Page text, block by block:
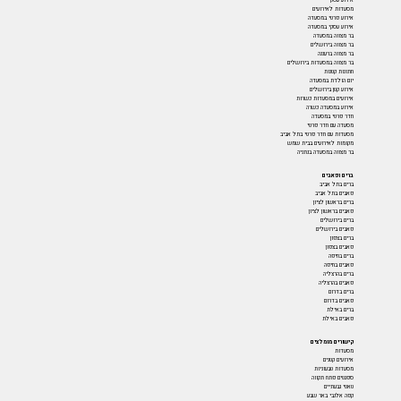
מסעדות לאירועים
אירוע פרטי במסעדה
אירוע עסקי במסעדה
בר מצווה במסעדה
בר מצווה בירושלים
בר מצווה ברעננה
בר מצווה במסעדות בירושלים
חתונות קטנות
יום הולדת במסעדה
אירוע קטן בירושלים
אירועים במסעדות כשרות
אירוע במסעדה כשרה
חדר פרטי במסעדה
מסעדה עם חדר פרטי
מסעדות עם חדר פרטי בתל אביב
מקומות לאירועים בבית שמש
בר מצווה במסעדה בנתניה
ברים ופאבים
ברים בתל אביב
פאבים בתל אביב
ברים בראשון לציון
פאבים בראשון לציון
ברים בירושלים
פאבים בירושלים
ברים בצפון
פאבים בצפון
ברים בחיפה
פאבים בחיפה
ברים בהרצליה
פאבים בהרצליה
ברים בדרום
פאבים בדרום
ברים באילת
פאבים באילת
קישורים מומלצים
מסעדות
אירועים קטנים
מסעדות טבעוניות
ספגטים פתח תקווה
טאטי גבעתיים
קפה אלנבי באר שבע